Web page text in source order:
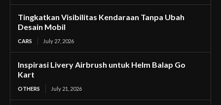
Tingkatkan Visibilitas Kendaraan Tanpa Ubah
Desain Mobil
CARS July 27, 2026
Inspirasi Livery Airbrush untuk Helm Balap Go
Kart
OTHERS July 21, 2026